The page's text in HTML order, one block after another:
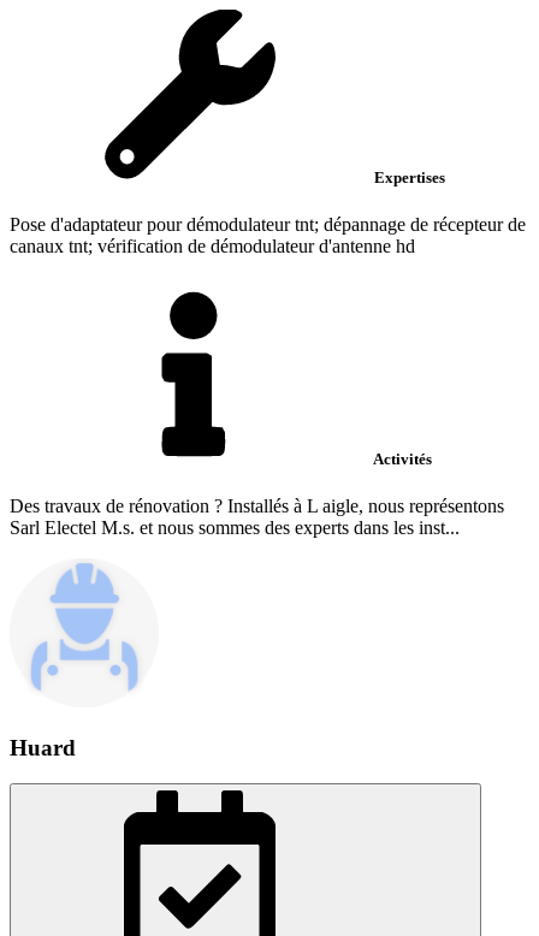
Expertises
Pose d'adaptateur pour démodulateur tnt; dépannage de récepteur de
canaux tnt; vérification de démodulateur d'antenne hd
Activités
Des travaux de rénovation ? Installés à L aigle, nous représentons
Sarl Electel M.s. et nous sommes des experts dans les inst...
Huard